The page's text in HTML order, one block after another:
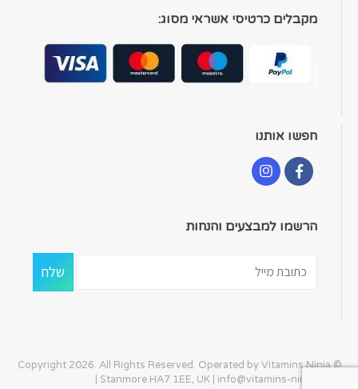
מקבלים כרטיסי אשראי מסוג:
חפשו אותנו
הרשמו למבצעים והנחות
© Copyright 2026. All Rights Reserved. Operated by Vitamins Ninja
| Stanmore HA7 1EE, UK | info@vitamins-ninja.com